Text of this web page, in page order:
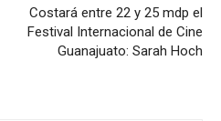
Costará entre 22 y 25 mdp el
Festival Internacional de Cine
Guanajuato: Sarah Hoch